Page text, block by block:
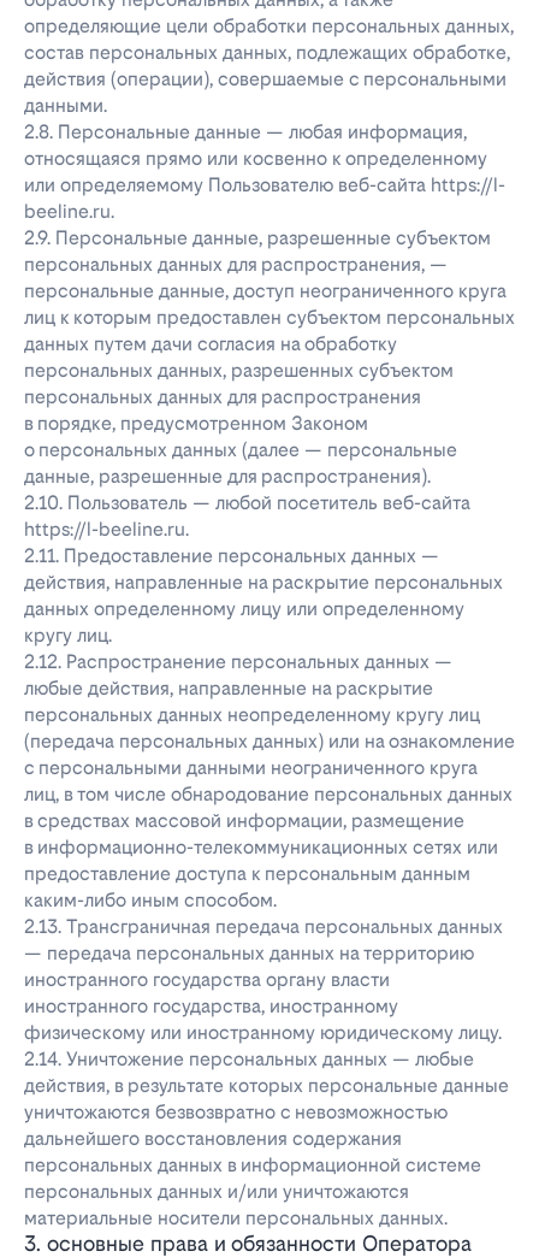
определяющие цели обработки персональных данных,
состав персональных данных, подлежащих обработке,
действия (операции), совершаемые с персональными
данными.
2.8. Персональные данные — любая информация,
относящаяся прямо или косвенно к определенному
или определяемому Пользователю веб-сайта https://l-
beeline.ru.
2.9. Персональные данные, разрешенные субъектом
персональных данных для распространения, —
персональные данные, доступ неограниченного круга
лиц к которым предоставлен субъектом персональных
данных путем дачи согласия на обработку
персональных данных, разрешенных субъектом
персональных данных для распространения
в порядке, предусмотренном Законом
о персональных данных (далее — персональные
данные, разрешенные для распространения).
2.10. Пользователь — любой посетитель веб-сайта
https://l-beeline.ru.
2.11. Предоставление персональных данных —
действия, направленные на раскрытие персональных
данных определенному лицу или определенному
кругу лиц.
2.12. Распространение персональных данных —
любые действия, направленные на раскрытие
персональных данных неопределенному кругу лиц
(передача персональных данных) или на ознакомление
с персональными данными неограниченного круга
лиц, в том числе обнародование персональных данных
в средствах массовой информации, размещение
в информационно-телекоммуникационных сетях или
предоставление доступа к персональным данным
каким-либо иным способом.
2.13. Трансграничная передача персональных данных
— передача персональных данных на территорию
иностранного государства органу власти
иностранного государства, иностранному
физическому или иностранному юридическому лицу.
2.14. Уничтожение персональных данных — любые
действия, в результате которых персональные данные
уничтожаются безвозвратно с невозможностью
дальнейшего восстановления содержания
персональных данных в информационной системе
персональных данных и/или уничтожаются
материальные носители персональных данных.
3. основные права и обязанности Оператора